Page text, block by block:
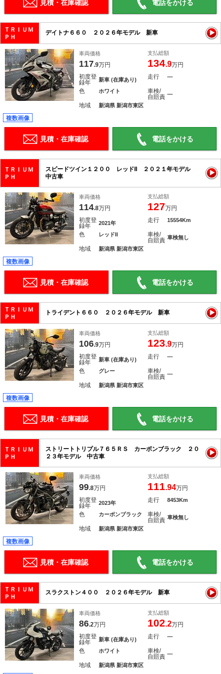
見積・在庫確認 電話をかける
ＴＲＩＵＭ
ＰＨ
デイトナ６６０ ２０２６年モデル 新車
車両価格
117.9万円
支払総額
134.9万円
初度登
録年
新車 (在庫あり) 走行 ―
色 ホワイト
車検/
自賠責 ―
地域 新潟県 新潟市東区
複数画像
見積・在庫確認 電話をかける
ＴＲＩＵＭ
ＰＨ
スピードツイン１２００ レッドII ２０２１年モデル
中古車
車両価格
114.8万円
支払総額
127万円
初度登
録年
2021年 走行 15554Km
色 レッドII
車検/
自賠責 車検無し
地域 新潟県 新潟市東区
複数画像
見積・在庫確認 電話をかける
ＴＲＩＵＭ
ＰＨ
トライデント６６０ ２０２６年モデル 新車
車両価格
106.9万円
支払総額
123.9万円
初度登
録年
新車 (在庫あり) 走行 ―
色 グレー
車検/
自賠責 ―
地域 新潟県 新潟市東区
複数画像
見積・在庫確認 電話をかける
ＴＲＩＵＭ
ＰＨ
ストリートトリプル７６５ＲＳ カーボンブラック ２０
２３年モデル 中古車
車両価格
99.8万円
支払総額
111.94万円
初度登
録年
2023年 走行 8453Km
色 カーボンブラック
車検/
自賠責 車検無し
地域 新潟県 新潟市東区
複数画像
見積・在庫確認 電話をかける
ＴＲＩＵＭ
ＰＨ
スラクストン４００ ２０２６年モデル 新車
車両価格
86.2万円
支払総額
102.2万円
初度登
録年
新車 (在庫あり) 走行 ―
色 ホワイト
車検/
自賠責 ―
地域 新潟県 新潟市東区